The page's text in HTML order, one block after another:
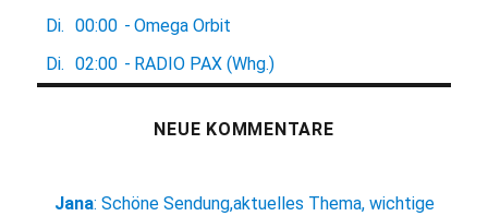
Di.
00:00 - Omega Orbit
Di.
02:00 - RADIO PAX (Whg.)
NEUE KOMMENTARE
Jana:Schöne Sendung,aktuelles Thema, wichtige